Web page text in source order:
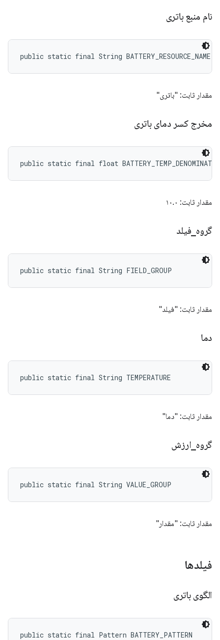
نام منبع باتری
public static final String BATTERY_RESOURCE_NAME
مقدار ثابت: "باتری"
مخرج کسر دمای باتری
public static final float BATTERY_TEMP_DENOMINATOR
مقدار ثابت: ۱۰.۰
گروه فیلد
public static final String FIELD_GROUP
مقدار ثابت: "فیلد"
دما
public static final String TEMPERATURE
مقدار ثابت: "دما"
گروه ارزش
public static final String VALUE_GROUP
مقدار ثابت: "مقدار"
فیلدها
الگوی باتری
public static final Pattern BATTERY_PATTERN